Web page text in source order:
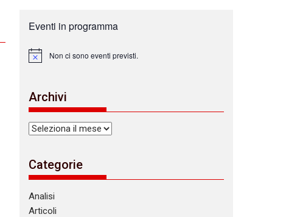
Eventi in programma
N
c
e
Non ci sono eventi previsti.
Archivi
Archivi
Categorie
Analisi
Articoli